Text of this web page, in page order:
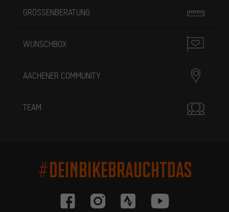
GRÖSSENBERATUNG
WUNSCHBOX
AACHENER COMMUNITY
TEAM
#DEINBIKEBRAUCHTDAS